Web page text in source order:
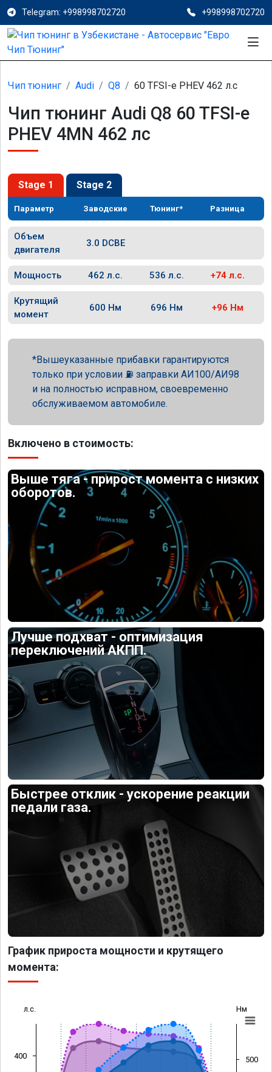
Telegram: +998998702720 +998998702720
Чип тюнинг Audi Q8 60 TFSI-e PHEV 462 л.с
Чип тюнинг Audi Q8 60 TFSI-e
PHEV 4MN 462 лс
Stage 1 Stage 2
Параметр Заводские Тюнинг* Разница
Объем
двигателя
3.0 DCBE
Мощность 462 л.с. 536 л.с. +74 л.с.
Крутящий
момент
600 Нм 696 Нм +96 Нм
Вышеуказанные прибавки гарантируются
только при условии ⛽ заправки АИ100/АИ98
и на полностью исправном, своевременно
обслуживаемом автомобиле.
Включено в стоимость:
Выше тяга - прирост момента с низких
оборотов.
Лучше подхват - оптимизация
переключений АКПП.
Быстрее отклик - ускорение реакции
педали газа.
График прироста мощности и крутящего
момента:
л.с. Нм
400 500